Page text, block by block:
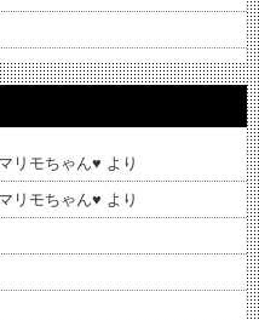
リモちゃん♥️ より
リモちゃん♥️ より